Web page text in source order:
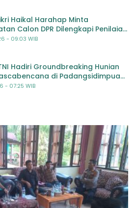
Haikal Harahap Minta
Calon DPR Dilengkapi Penilaian
- 09:03 WIB
Hadiri Groundbreaking Hunian
di Padangsidimpuan,
Baru bagi Penyintas
- 07:25 WIB